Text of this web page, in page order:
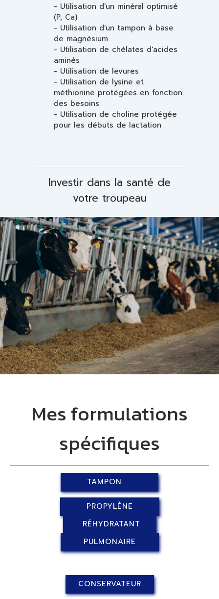
- Utilisation d'un minéral optimisé
(P, Ca)
- Utilisation d'un tampon à base
de magnésium
- Utilisation de chélates d'acides
aminés
- Utilisation de levures
- Utilisation de lysine et
méthionine protégées en fonction
des besoins
- Utilisation de choline protégée
pour les débuts de lactation
Investir dans la santé de
votre troupeau
Mes formulations
spécifiques
TAMPON
PROPYLÈNE
RÉHYDRATANT
PULMONAIRE
CONSERVATEUR